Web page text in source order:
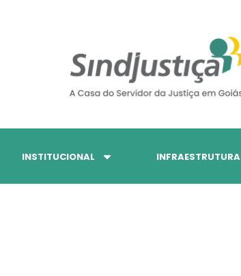
INSTITUCIONAL INFRAESTRUTURA